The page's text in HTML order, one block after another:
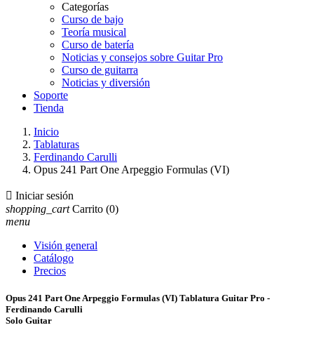
Categorías
Curso de bajo
Teoría musical
Curso de batería
Noticias y consejos sobre Guitar Pro
Curso de guitarra
Noticias y diversión
Soporte
Tienda
Inicio
Tablaturas
Ferdinando Carulli
Opus 241 Part One Arpeggio Formulas (VI)
 Iniciar sesión
shopping_cart Carrito (0)
menu
Visión general
Catálogo
Precios
Opus 241 Part One Arpeggio Formulas (VI) Tablatura Guitar Pro -
Ferdinando Carulli
Solo Guitar